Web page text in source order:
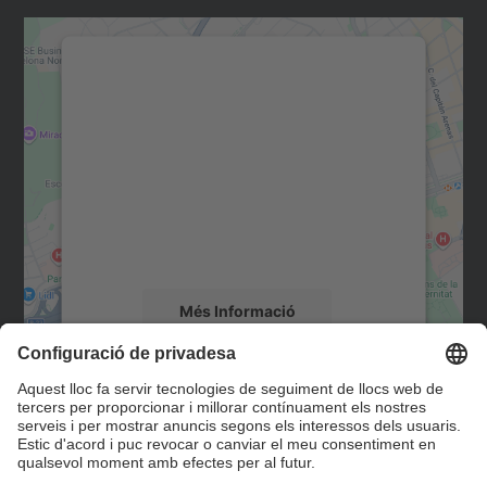
Més Informació
powered byUsercentrics Consent
Management Platform
Contacte
Formulari de contacte